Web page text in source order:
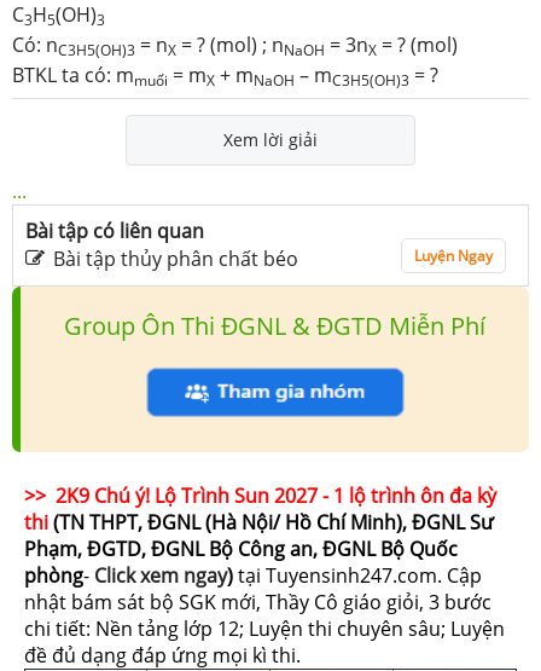
C3H5(OH)3
Có: nC3H5(OH)3 = nX = ? (mol) ; nNaOH = 3nX = ? (mol)
BTKL ta có: mmuối = mX + mNaOH – mC3H5(OH)3 = ?
Xem lời giải
...
Bài tập có liên quan
Bài tập thủy phân chất béo
Luyện Ngay
Group Ôn Thi ĐGNL & ĐGTD Miễn Phí
>> 2K9 Chú ý! Lộ Trình Sun 2027 - 1 lộ trình ôn đa kỳ
thi(TN THPT, ĐGNL (Hà Nội/ Hồ Chí Minh), ĐGNL Sư
Phạm, ĐGTD, ĐGNL Bộ Công an, ĐGNL Bộ Quốc
phòng- Click xem ngay)tại Tuyensinh247.com. Cập
nhật bám sát bộ SGK mới, Thầy Cô giáo giỏi, 3 bước
chi tiết: Nền tảng lớp 12; Luyện thi chuyên sâu; Luyện
đề đủ dạng đáp ứng mọi kì thi.